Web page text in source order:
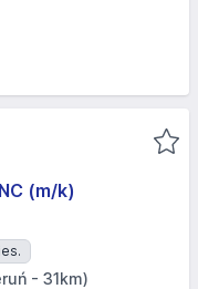
(m/k)
- 31km)